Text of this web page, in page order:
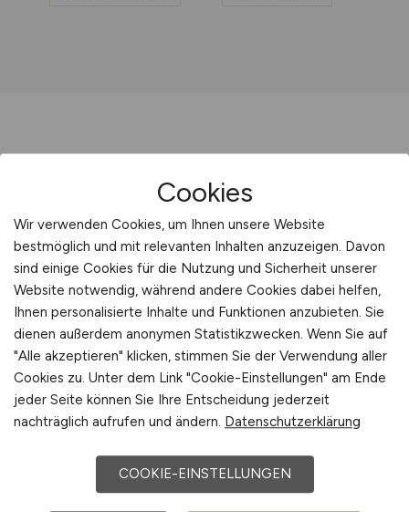
Startseite
Sitemap
Jobsuche mit N
CONSULTING.JOBS
Cookies
Wir verwenden Cookies, um Ihnen unsere Website
bestmöglich und mit relevanten Inhalten anzuzeigen. Davon
sind einige Cookies für die Nutzung und Sicherheit unserer
Website notwendig, während andere Cookies dabei helfen,
Ihnen personalisierte Inhalte und Funktionen anzubieten. Sie
dienen außerdem anonymen Statistikzwecken. Wenn Sie auf
"Alle akzeptieren" klicken, stimmen Sie der Verwendung aller
Cookies zu. Unter dem Link "Cookie-Einstellungen" am Ende
jeder Seite können Sie Ihre Entscheidung jederzeit
nachträglich aufrufen und ändern. Datenschutzerklärung
COOKIE-EINSTELLUNGEN